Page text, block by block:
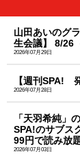
山田あいのグ
生会議】 8/26
2026年07月29日
【週刊SPA!
2026年07月28日
「天羽希純」
SPA!のサブス
99円で読み放
2026年07月03日